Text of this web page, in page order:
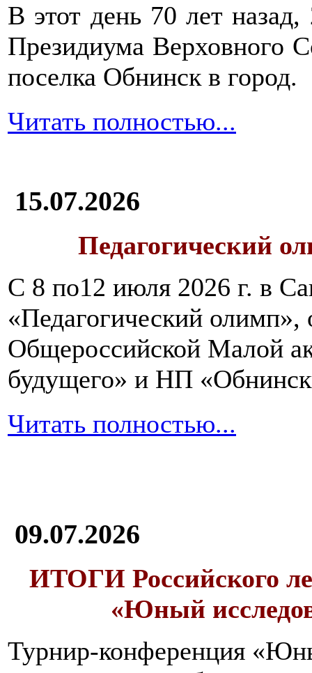
В этот день 70 лет
Президиума Верховного
поселка Обнинск в город.
Читать полностью...
15.07.2026
Педагогический
С 8 по12 июля 2026 г. в
«Педагогический олимп»,
Общероссийской Малой
будущего» и НП
Читать полностью...
09.07.2026
ИТОГИ Российского
«Юный
Турнир-конференция